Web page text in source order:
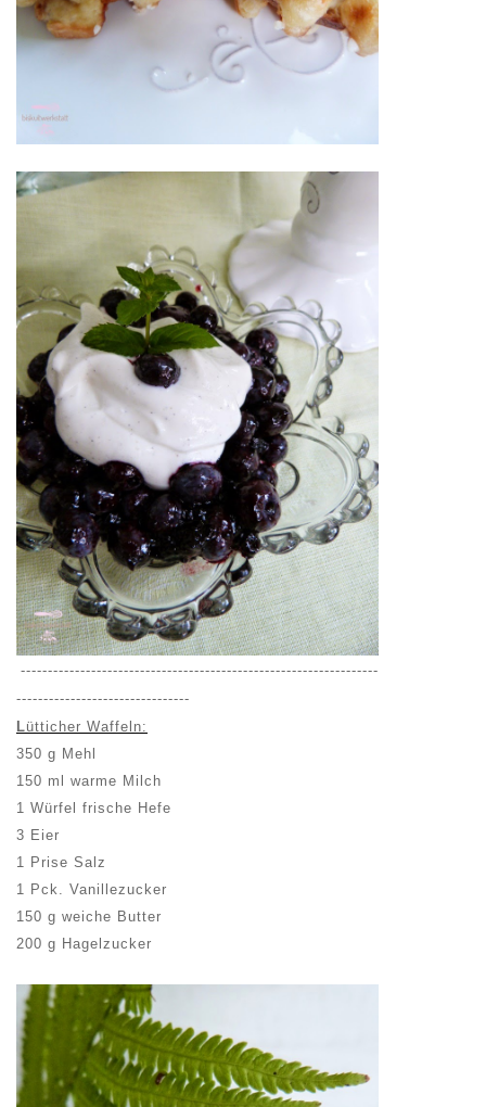
------------------------------------------------------------------
--------------------------------
Lütticher Waffeln:
350 g Mehl
150 ml warme Milch
1 Würfel frische Hefe
3 Eier
1 Prise Salz
1 Pck. Vanillezucker
150 g weiche Butter
200 g Hagelzucker